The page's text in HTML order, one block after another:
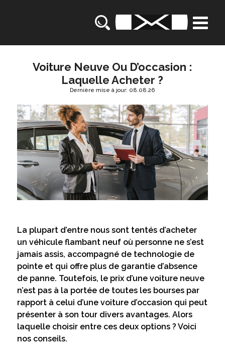
Voiture Neuve Ou D’occasion :
Laquelle Acheter ?
Dernière mise à jour: 08.08.26
La plupart d’entre nous sont tentés d’acheter
un véhicule flambant neuf où personne ne s’est
jamais assis, accompagné de technologie de
pointe et qui offre plus de garantie d’absence
de panne. Toutefois, le prix d’une voiture neuve
n’est pas à la portée de toutes les bourses par
rapport à celui d’une voiture d’occasion qui peut
présenter à son tour divers avantages. Alors
laquelle choisir entre ces deux options ? Voici
nos conseils.